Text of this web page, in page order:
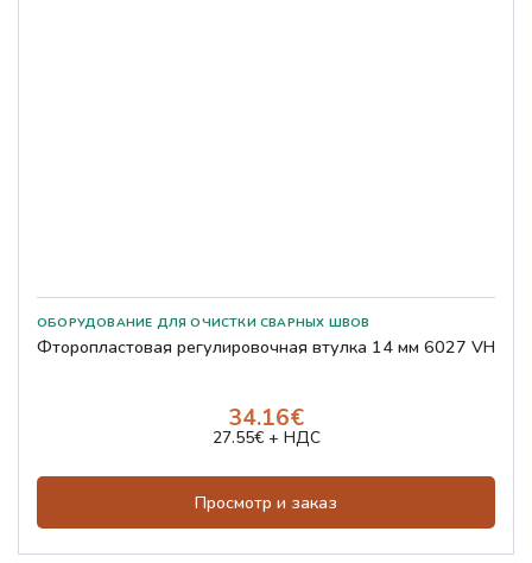
Фторопластовая регулировочная втулка 14 мм 6027 VH
34.16€
27.55€ + НДС
Просмотр и заказ